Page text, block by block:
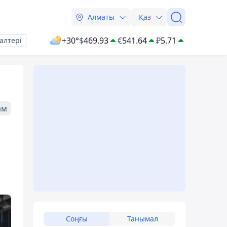
Алматы Қаз
+30°$469.93 €541.64 ₽5.71
Соңғы Танымал